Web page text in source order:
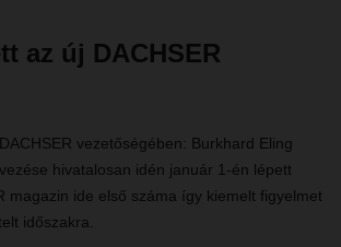
az új DACHSER
vezetőségében: Burkhard Eling
hivatalosan idén január 1-én lépett
magazin ide első száma így kiemelt figyelmet
időszakra.